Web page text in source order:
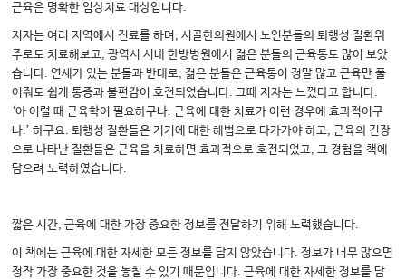
근육은 명확한 임상치료 대상입니다.
저자는 여러 지역에서 진료를 하며, 시골한의원에서 노인분들의 퇴행성 질환위
주로도 치료해보고, 광역시 시내 한방병원에서 젊은 분들의 근육통도 많이 보았
습니다. 연세가 있는 분들과 반대로, 젊은 분들은 근육통이 정말 많고 근육만 풀
어줘도 쉽게 통증과 불편감이 호전되었습니다. 그때 저자는 느꼈다고 합니다.
‘아 이럴 때 근육학이 필요하구나. 근육에 대한 치료가 이런 경우에 효과적이구
나.’ 하구요. 퇴행성 질환들은 거기에 대한 해법으로 다가가야 하고, 근육의 긴장
으로 나타난 질환들은 근육을 치료하면 효과적으로 호전되었고, 그 경험을 책에
담으려 노력하였습니다.
짧은 시간, 근육에 대한 가장 중요한 정보를 전달하기 위해 노력했습니다.
이 책에는 근육에 대한 자세한 모든 정보를 담지 않았습니다. 정보가 너무 많으면
정작 가장 중요한 것을 놓칠 수 있기 때문입니다. 근육에 대한 자세한 정보를 담